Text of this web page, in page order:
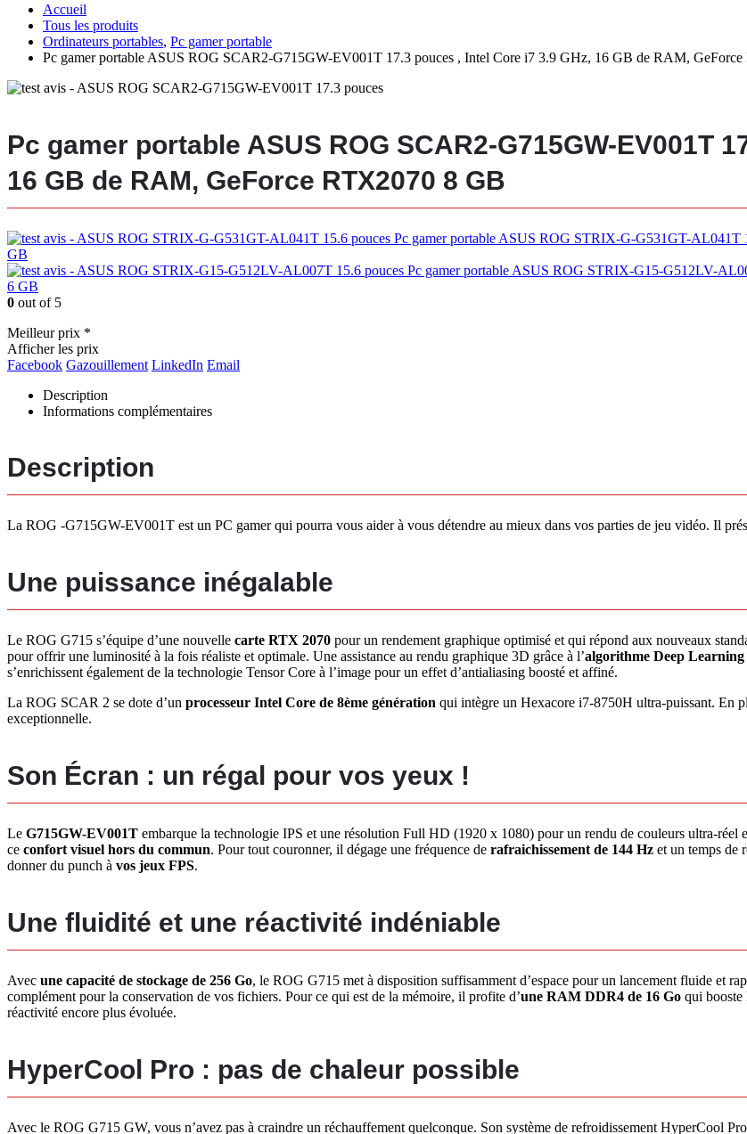
Accueil
Tous les produits
Ordinateurs portables, Pc gamer portable
Pc gamer portable ASUS ROG SCAR2-G715GW-EV001T 17.3 pouces , Intel Core i7 3.9 GHz, 16 GB de RAM,
Pc gamer portable ASUS ROG SCAR2-G715GW-EV001T
16 GB de RAM, GeForce RTX2070 8 GB
Pc gamer portable ASUS ROG STRIX-G-G531GT-
GB
Pc gamer portable ASUS ROG STRIX-G15-G512LV-
6 GB
0 out of 5
Meilleur prix *
Afficher les prix
Facebook Gazouillement LinkedIn Email
Description
Informations complémentaires
Description
La ROG -G715GW-EV001T est un PC gamer qui pourra vous aider à vous détendre au mieux dans vos parties de jeu vidéo. Il
Une puissance inégalable
Le ROG G715 s’équipe d’une nouvelle carte RTX 2070 pour un rendement graphique optimisé et qui répond aux nouveaux
pour offrir une luminosité à la fois réaliste et optimale. Une assistance au rendu graphique 3D grâce à l’algorithme Deep
s’enrichissent également de la technologie Tensor Core à l’image pour un effet d’antialiasing boosté et affiné.
La ROG SCAR 2 se dote d’un processeur Intel Core de 8ème génération qui intègre un Hexacore i7-8750H ultra-puissant. En
exceptionnelle.
Son Écran : un régal pour vos yeux !
Le G715GW-EV001T embarque la technologie IPS et une résolution Full HD (1920 x 1080) pour un rendu de couleurs ultra-réel
ce confort visuel hors du commun. Pour tout couronner, il dégage une fréquence de rafraichissement de 144 Hz et un temps de
donner du punch à vos jeux FPS.
Une fluidité et une réactivité indéniable
Avec une capacité de stockage de 256 Go, le ROG G715 met à disposition suffisamment d’espace pour un lancement fluide et
complément pour la conservation de vos fichiers. Pour ce qui est de la mémoire, il profite d’une RAM DDR4 de 16 Go qui booste
réactivité encore plus évoluée.
HyperCool Pro : pas de chaleur possible
Avec le ROG G715 GW, vous n’avez pas à craindre un réchauffement quelconque. Son système de refroidissement HyperCool